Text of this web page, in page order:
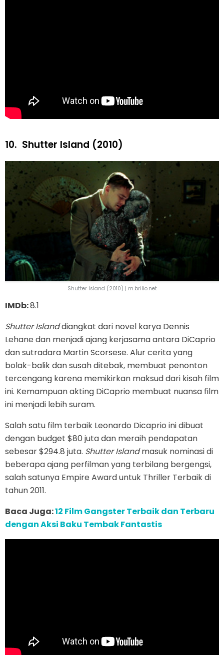
10. Shutter Island (2010)
Shutter Island (2010) | m.brilio.net
IMDb:8.1
Shutter Islanddiangkat dari novel karya Dennis
Lehane dan menjadi ajang kerjasama antara DiCaprio
dan sutradara Martin Scorsese. Alur cerita yang
bolak-balik dan susah ditebak, membuat penonton
tercengang karena memikirkan maksud dari kisah film
ini. Kemampuan akting DiCaprio membuat nuansa film
ini menjadi lebih suram.
Salah satu film terbaik Leonardo Dicaprio ini dibuat
dengan budget $80 juta dan meraih pendapatan
sebesar $294.8 juta. Shutter Islandmasuk nominasi di
beberapa ajang perfilman yang terbilang bergengsi,
salah satunya Empire Award untuk Thriller Terbaik di
tahun 2011.
Baca Juga:12 Film Gangster Terbaik dan Terbaru
dengan Aksi Baku Tembak Fantastis